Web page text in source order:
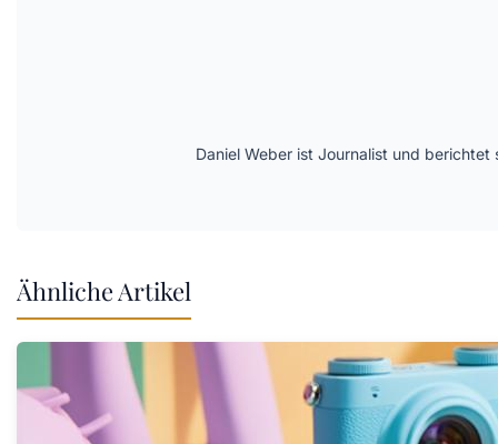
Daniel Weber ist Journalist und
Ähnliche Artikel